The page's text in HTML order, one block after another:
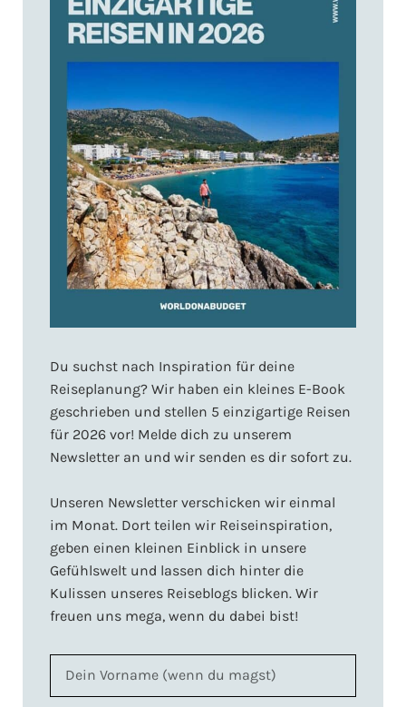
Du suchst nach Inspiration für deine
Reiseplanung? Wir haben ein kleines E-Book
geschrieben und stellen 5 einzigartige Reisen
für 2026 vor! Melde dich zu unserem
Newsletter an und wir senden es dir sofort zu.
Unseren Newsletter verschicken wir einmal
im Monat. Dort teilen wir Reiseinspiration,
geben einen kleinen Einblick in unsere
Gefühlswelt und lassen dich hinter die
Kulissen unseres Reiseblogs blicken. Wir
freuen uns mega, wenn du dabei bist!